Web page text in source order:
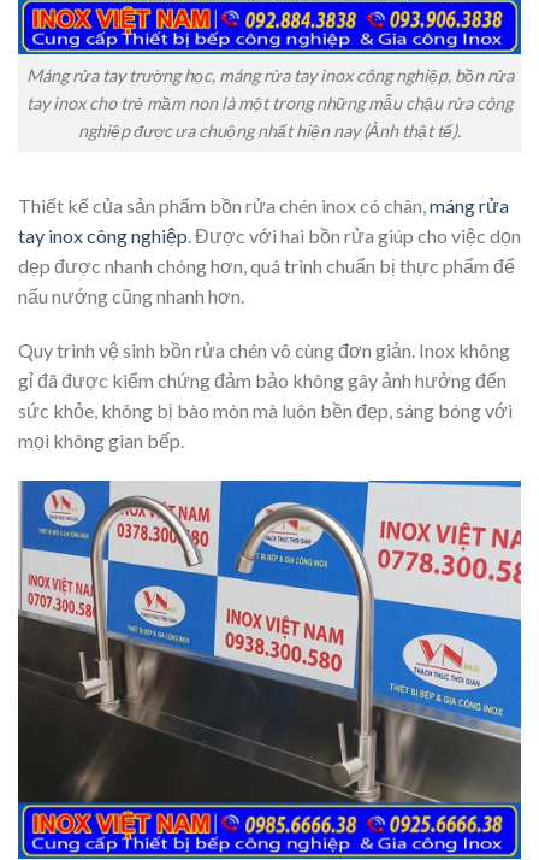
Máng rửa tay trường học, máng rửa tay inox công nghiệp, bồn rửa
tay inox cho trẻ mầm non là một trong những mẫu chậu rửa công
nghiệp được ưa chuộng nhất hiện nay (Ảnh thật tế).
Thiết kế của sản phẩm bồn rửa chén inox có chân, máng rửa
tay inox công nghiệp . Được với hai bồn rửa giúp cho việc dọn
dẹp được nhanh chóng hơn, quá trình chuẩn bị thực phẩm để
nấu nướng cũng nhanh hơn.
Quy trình vệ sinh bồn rửa chén vô cùng đơn giản. Inox không
gỉ đã được kiểm chứng đảm bảo không gây ảnh hưởng đến
sức khỏe, không bị bào mòn mà luôn bền đẹp, sáng bóng với
mọi không gian bếp.